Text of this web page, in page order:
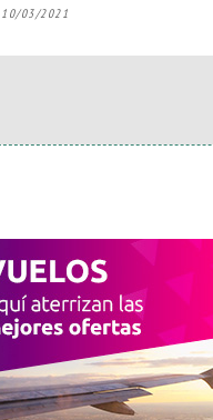
10/03/2021